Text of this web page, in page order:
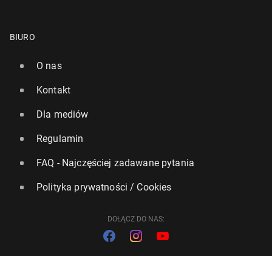
BIURO
O nas
Kontakt
Dla mediów
Regulamin
FAQ - Najczęściej zadawane pytania
Polityka prywatności / Cookies
DOŁĄCZ DO NAS: